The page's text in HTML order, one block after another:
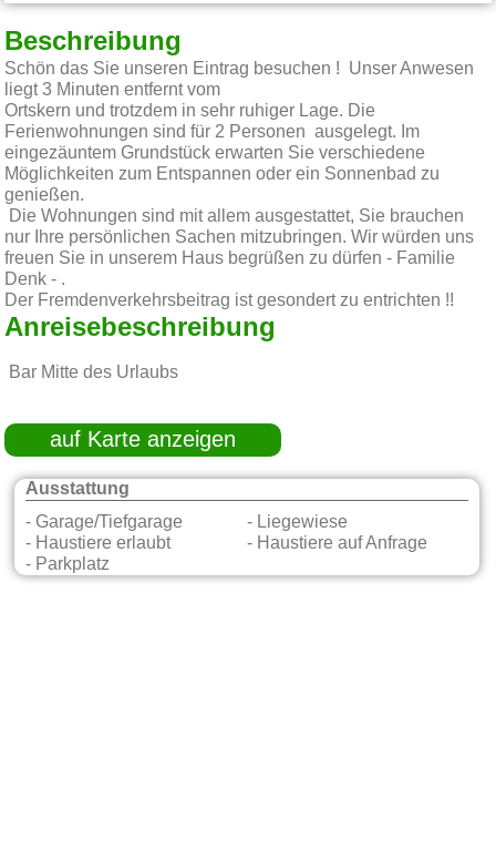
Beschreibung
Schön das Sie unseren Eintrag besuchen ! Unser Anwesen
liegt 3 Minuten entfernt vom
Ortskern und trotzdem in sehr ruhiger Lage. Die
Ferienwohnungen sind für 2 Personen ausgelegt. Im
eingezäuntem Grundstück erwarten Sie verschiedene
Möglichkeiten zum Entspannen oder ein Sonnenbad zu
genießen.
Die Wohnungen sind mit allem ausgestattet, Sie brauchen
nur Ihre persönlichen Sachen mitzubringen. Wir würden uns
freuen Sie in unserem Haus begrüßen zu dürfen - Familie
Denk - .
Der Fremdenverkehrsbeitrag ist gesondert zu entrichten !!
Anreisebeschreibung
Bar Mitte des Urlaubs
auf Karte anzeigen
Ausstattung
- Garage/Tiefgarage
- Liegewiese
- Haustiere erlaubt
- Haustiere auf Anfrage
- Parkplatz